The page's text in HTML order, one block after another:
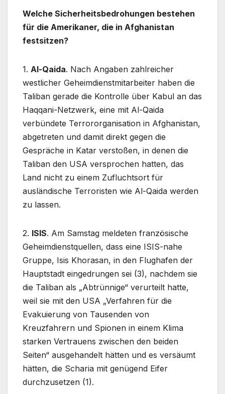
Welche Sicherheitsbedrohungen bestehen
für die Amerikaner, die in Afghanistan
festsitzen?
1. Al-Qaida. Nach Angaben zahlreicher
westlicher Geheimdienstmitarbeiter haben die
Taliban gerade die Kontrolle über Kabul an das
Haqqani-Netzwerk, eine mit Al-Qaida
verbündete Terrororganisation in Afghanistan,
abgetreten und damit direkt gegen die
Gespräche in Katar verstoßen, in denen die
Taliban den USA versprochen hatten, das
Land nicht zu einem Zufluchtsort für
ausländische Terroristen wie Al-Qaida werden
zu lassen.
2. ISIS. Am Samstag meldeten französische
Geheimdienstquellen, dass eine ISIS-nahe
Gruppe, Isis Khorasan, in den Flughafen der
Hauptstadt eingedrungen sei (3), nachdem sie
die Taliban als „Abtrünnige“ verurteilt hatte,
weil sie mit den USA „Verfahren für die
Evakuierung von Tausenden von
Kreuzfahrern und Spionen in einem Klima
starken Vertrauens zwischen den beiden
Seiten“ ausgehandelt hätten und es versäumt
hätten, die Scharia mit genügend Eifer
durchzusetzen (1).